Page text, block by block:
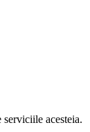
acesteia.